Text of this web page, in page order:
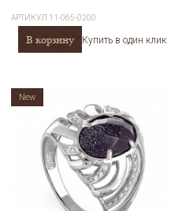
АРТИКУЛ 11-065-0200
В корзину Купить в один клик
New